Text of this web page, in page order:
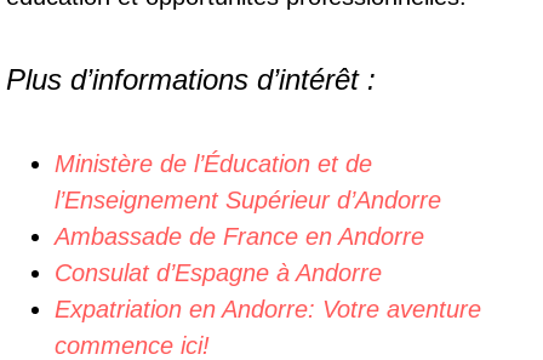
Plus d’informations d’intérêt :
Ministère de l’Éducation et de
l’Enseignement Supérieur d’Andorre
Ambassade de France en Andorre
Consulat d’Espagne à Andorre
Expatriation en Andorre: Votre aventure
commence ici!